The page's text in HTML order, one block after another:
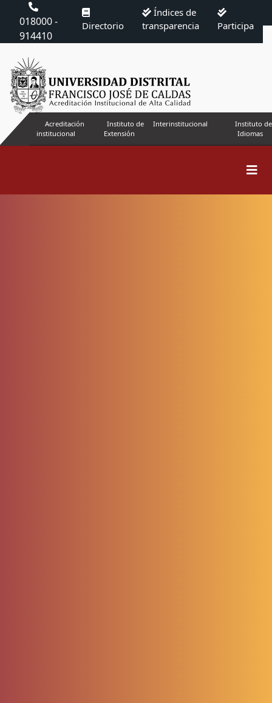
018000 -
914410
Directorio
Índices de
transparencia
Participa
Acreditación
institucional
Instituto de
Extensión
Interinstitucional
Instituto de
Idiomas